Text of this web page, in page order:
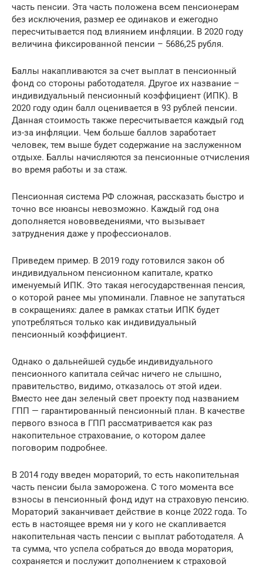
часть пенсии. Эта часть положена всем пенсионерам
без исключения, размер ее одинаков и ежегодно
пересчитывается под влиянием инфляции. В 2020 году
величина фиксированной пенсии – 5686,25 рубля.
Баллы накапливаются за счет выплат в пенсионный
фонд со стороны работодателя. Другое их название –
индивидуальный пенсионный коэффициент (ИПК). В
2020 году один балл оценивается в 93 рублей пенсии.
Данная стоимость также пересчитывается каждый год
из-за инфляции. Чем больше баллов заработает
человек, тем выше будет содержание на заслуженном
отдыхе. Баллы начисляются за пенсионные отчисления
во время работы и за стаж.
Пенсионная система РФ сложная, рассказать быстро и
точно все нюансы невозможно. Каждый год она
дополняется нововведениями, что вызывает
затруднения даже у профессионалов.
Приведем пример. В 2019 году готовился закон об
индивидуальном пенсионном капитале, кратко
именуемый ИПК. Это такая негосударственная пенсия,
о которой ранее мы упоминали. Главное не запутаться
в сокращениях: далее в рамках статьи ИПК будет
употребляться только как индивидуальный
пенсионный коэффициент.
Однако о дальнейшей судьбе индивидуального
пенсионного капитала сейчас ничего не слышно,
правительство, видимо, отказалось от этой идеи.
Вместо нее дан зеленый свет проекту под названием
ГПП — гарантированный пенсионный план. В качестве
первого взноса в ГПП рассматривается как раз
накопительное страхование, о котором далее
поговорим подробнее.
В 2014 году введен мораторий, то есть накопительная
часть пенсии была заморожена. С того момента все
взносы в пенсионный фонд идут на страховую пенсию.
Мораторий заканчивает действие в конце 2022 года. То
есть в настоящее время ни у кого не скапливается
накопительная часть пенсии с выплат работодателя. А
та сумма, что успела собраться до ввода моратория,
сохраняется и послужит дополнением к страховой